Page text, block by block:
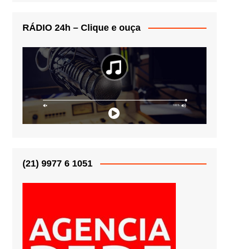
RÁDIO 24h – Clique e ouça
(21) 9977 6 1051